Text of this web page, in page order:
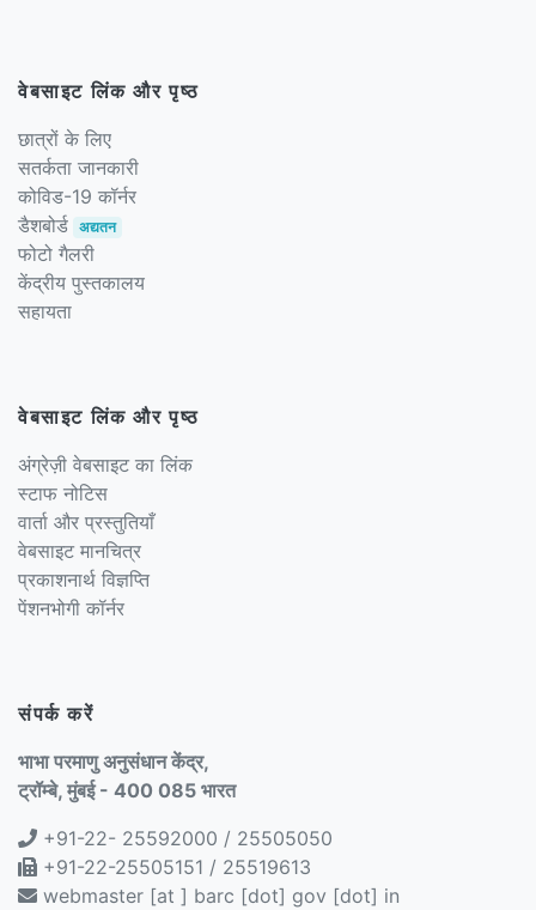
वेबसाइट लिंक और पृष्ठ
छात्रों के लिए
सतर्कता जानकारी
कोविड-19 कॉर्नर
डैशबोर्ड अद्यतन
फोटो गैलरी
केंद्रीय पुस्तकालय
सहायता
वेबसाइट लिंक और पृष्ठ
अंग्रेज़ी वेबसाइट का लिंक
स्टाफ नोटिस
वार्ता और प्रस्तुतियाँ
वेबसाइट मानचित्र
प्रकाशनार्थ विज्ञप्ति
पेंशनभोगी कॉर्नर
संपर्क करें
भाभा परमाणु अनुसंधान केंद्र,
ट्रॉम्बे, मुंबई - 400 085 भारत
+91-22- 25592000 / 25505050
+91-22-25505151 / 25519613
webmaster [at ] barc [dot] gov [dot] in